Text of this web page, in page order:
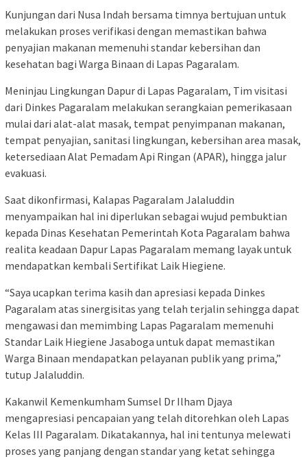
Kunjungan dari Nusa Indah bersama timnya bertujuan untuk
melakukan proses verifikasi dengan memastikan bahwa
penyajian makanan memenuhi standar kebersihan dan
kesehatan bagi Warga Binaan di Lapas Pagaralam.
Meninjau Lingkungan Dapur di Lapas Pagaralam, Tim visitasi
dari Dinkes Pagaralam melakukan serangkaian pemerikasaan
mulai dari alat-alat masak, tempat penyimpanan makanan,
tempat penyajian, sanitasi lingkungan, kebersihan area masak,
ketersediaan Alat Pemadam Api Ringan (APAR), hingga jalur
evakuasi.
Saat dikonfirmasi, Kalapas Pagaralam Jalaluddin
menyampaikan hal ini diperlukan sebagai wujud pembuktian
kepada Dinas Kesehatan Pemerintah Kota Pagaralam bahwa
realita keadaan Dapur Lapas Pagaralam memang layak untuk
mendapatkan kembali Sertifikat Laik Hiegiene.
“Saya ucapkan terima kasih dan apresiasi kepada Dinkes
Pagaralam atas sinergisitas yang telah terjalin sehingga dapat
mengawasi dan memimbing Lapas Pagaralam memenuhi
Standar Laik Hiegiene Jasaboga untuk dapat memastikan
Warga Binaan mendapatkan pelayanan publik yang prima,”
tutup Jalaluddin.
Kakanwil Kemenkumham Sumsel Dr Ilham Djaya
mengapresiasi pencapaian yang telah ditorehkan oleh Lapas
Kelas III Pagaralam. Dikatakannya, hal ini tentunya melewati
proses yang panjang dengan standar yang ketat sehingga